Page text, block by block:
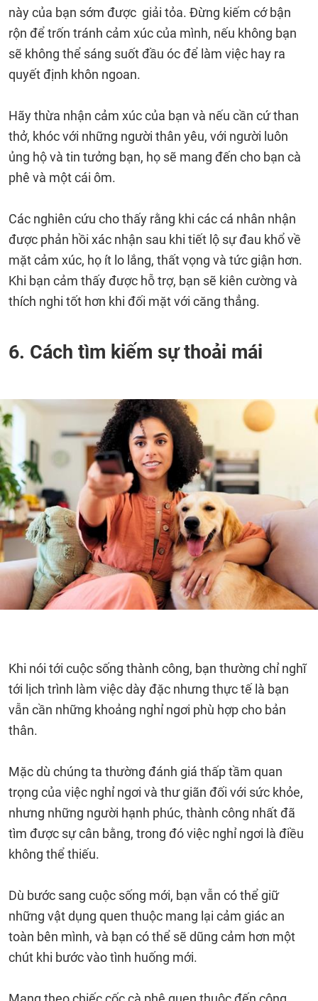
này của bạn sớm được giải tỏa. Đừng kiếm cớ bận
rộn để trốn tránh cảm xúc của mình, nếu không bạn
sẽ không thể sáng suốt đầu óc để làm việc hay ra
quyết định khôn ngoan.
Hãy thừa nhận cảm xúc của bạn và nếu cần cứ than
thở, khóc với những người thân yêu, với người luôn
ủng hộ và tin tưởng bạn, họ sẽ mang đến cho bạn cà
phê và một cái ôm.
Các nghiên cứu cho thấy rằng khi các cá nhân nhận
được phản hồi xác nhận sau khi tiết lộ sự đau khổ về
mặt cảm xúc, họ ít lo lắng, thất vọng và tức giận hơn.
Khi bạn cảm thấy được hỗ trợ, bạn sẽ kiên cường và
thích nghi tốt hơn khi đối mặt với căng thẳng.
6. Cách tìm kiếm sự thoải mái
Khi nói tới cuộc sống thành công, bạn thường chỉ nghĩ
tới lịch trình làm việc dày đặc nhưng thực tế là bạn
vẫn cần những khoảng nghỉ ngơi phù hợp cho bản
thân.
Mặc dù chúng ta thường đánh giá thấp tầm quan
trọng của việc nghỉ ngơi và thư giãn đối với sức khỏe,
nhưng những người hạnh phúc, thành công nhất đã
tìm được sự cân bằng, trong đó việc nghỉ ngơi là điều
không thể thiếu.
Dù bước sang cuộc sống mới, bạn vẫn có thể giữ
những vật dụng quen thuộc mang lại cảm giác an
toàn bên mình, và bạn có thể sẽ dũng cảm hơn một
chút khi bước vào tình huống mới.